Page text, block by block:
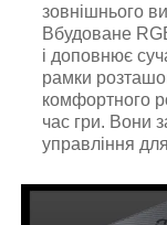
зовнішнього
Вбудоване
і доповнює
рамки
комфортного
час гри. Вони
управління